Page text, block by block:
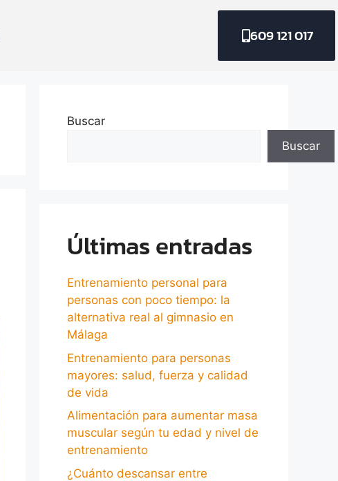
609 121 017
Buscar
Buscar
Últimas entradas
Entrenamiento personal para
personas con poco tiempo: la
alternativa real al gimnasio en
Málaga
Entrenamiento para personas
mayores: salud, fuerza y calidad
de vida
Alimentación para aumentar masa
muscular según tu edad y nivel de
entrenamiento
¿Cuánto descansar entre